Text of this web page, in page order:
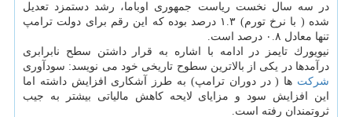
در سه سال نخست ریاست جمهوری اوباما، رشد دستمزد تعدیل
شده ( با نرخ تورم) ۱.۳ درصد بوده كه این رقم برای دولت ترامپ
تنها معادل ۰.۸ درصد است.
نیویورك تایمز در ادامه با اشاره به قرار داشتن سطح نابرابری
درآمدها در یكی از بالاترین سطوح تاریخی خود می نویسد: سودآوری
شركت ها ( در دوران ترامپ) به طرز آشكاری افزایش داشته اما
این افزایش سود و مزایای لایحه كاهش مالیاتی بیشتر به جیب
ثروتمندان رفته است.